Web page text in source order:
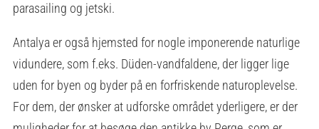
parasailing og jetski.
Antalya er også hjemsted for nogle imponerende naturlige
vidundere, som f.eks. Düden-vandfaldene, der ligger lige
uden for byen og byder på en forfriskende naturoplevelse.
For dem, der ønsker at udforske området yderligere, er der